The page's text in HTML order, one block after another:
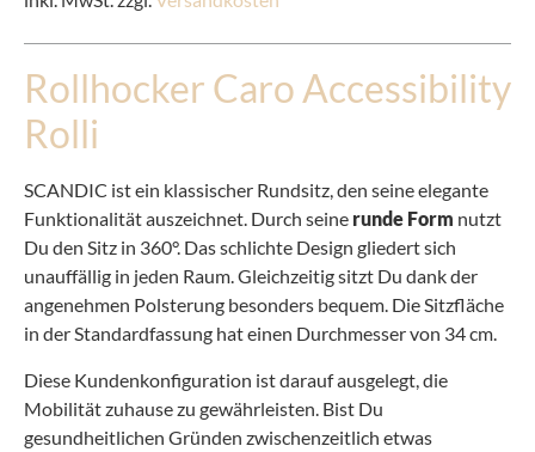
Rollhocker Caro Accessibility
Rolli
SCANDIC ist ein klassischer Rundsitz, den seine elegante
Funktionalität auszeichnet. Durch seine runde Form nutzt
Du den Sitz in 360°. Das schlichte Design gliedert sich
unauffällig in jeden Raum. Gleichzeitig sitzt Du dank der
angenehmen Polsterung besonders bequem. Die Sitzfläche
in der Standardfassung hat einen Durchmesser von 34 cm.
Diese Kundenkonfiguration ist darauf ausgelegt, die
Mobilität zuhause zu gewährleisten. Bist Du
gesundheitlichen Gründen zwischenzeitlich etwas